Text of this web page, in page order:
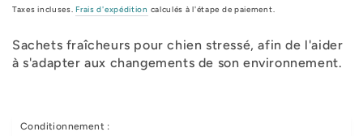
Taxes incluses. Frais d'expédition calculés à l'étape de paiement.
Sachets fraîcheurs pour chien stressé, afin de l'aider
à s'adapter aux changements de son environnement.
Conditionnement :